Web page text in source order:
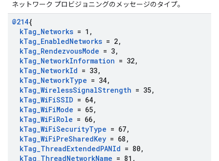
ネットワーク プロビジョニングのメッセージのタイプ。
@214{
kTag_Networks = 1 ,
kTag_EnabledNetworks = 2,
kTag_RendezvousMode = 3,
kTag_NetworkInformation = 32,
kTag_NetworkId = 33,
kTag_NetworkType = 34,
kTag_WirelessSignalStrength = 35,
kTag_WiFiSSID = 64,
kTag_WiFiMode = 65,
kTag_WiFiRole = 66,
kTag_WiFiSecurityType = 67,
kTag_WiFiPreSharedKey = 68 ,
kTag_ThreadExtendedPANId = 80,
kTag_ThreadNetworkName = 81 ,